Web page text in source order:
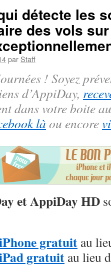
détecte les
des vols
par Staff
! Soyez
d’AppiDay,
dans votre boite
là ou encore
et AppiDay HD
gratuit au
gratuit au lieu